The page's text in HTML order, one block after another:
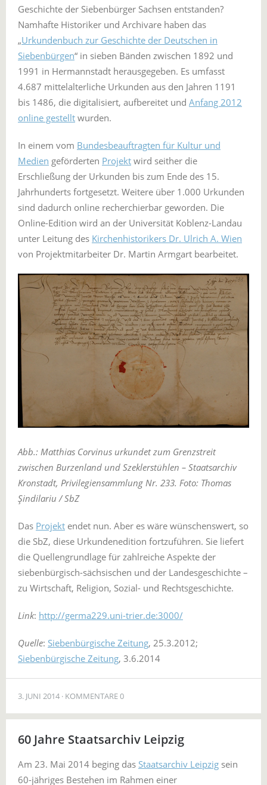
Geschichte der Siebenbürger Sachsen entstanden?
Namhafte Historiker und Archivare haben das
„Urkundenbuch zur Geschichte der Deutschen in
Siebenbürgen“ in sieben Bänden zwischen 1892 und
1991 in Hermannstadt herausgegeben. Es umfasst
4.687 mittelalterliche Urkunden aus den Jahren 1191
bis 1486, die digitalisiert, aufbereitet und Anfang 2012
online gestellt wurden.
In einem vom Bundesbeauftragten für Kultur und
Medien geförderten Projekt wird seither die
Erschließung der Urkunden bis zum Ende des 15.
Jahrhunderts fortgesetzt. Weitere über 1.000 Urkunden
sind dadurch online recherchierbar geworden. Die
Online-Edition wird an der Universität Koblenz-Landau
unter Leitung des Kirchenhistorikers Dr. Ulrich A. Wien
von Projektmitarbeiter Dr. Martin Armgart bearbeitet.
Abb.: Matthias Corvinus urkundet zum Grenzstreit
zwischen Burzenland und Szeklerstühlen – Staatsarchiv
Kronstadt, Privilegiensammlung Nr. 233. Foto: Thomas
Şindilariu / SbZ
Das Projekt endet nun. Aber es wäre wünschenswert, so
die SbZ, diese Urkundenedition fortzuführen. Sie liefert
die Quellengrundlage für zahlreiche Aspekte der
siebenbürgisch-sächsischen und der Landesgeschichte –
zu Wirtschaft, Religion, Sozial- und Rechtsgeschichte.
Link: http://germa229.uni-trier.de:3000/
Quelle: Siebenbürgische Zeitung, 25.3.2012;
Siebenbürgische Zeitung, 3.6.2014
3. JUNI 2014 KOMMENTARE 0
60 Jahre Staatsarchiv Leipzig
Am 23. Mai 2014 beging das Staatsarchiv Leipzig sein
60-jähriges Bestehen im Rahmen einer